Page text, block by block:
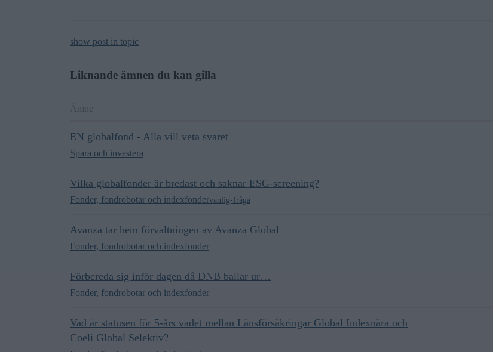
show post in topic
Liknande ämnen du kan gilla
Ämne
EN globalfond - Alla vill veta svaret
Spara och investera
Vilka globalfonder är bredast och saknar ESG-screening?
Fonder, fondrobotar och indexfondervanlig-fråga
Avanza tar hem förvaltningen av Avanza Global
Fonder, fondrobotar och indexfonder
Förbereda sig inför dagen då DNB ballar ur…
Fonder, fondrobotar och indexfonder
Vad är statusen för 5-års vadet mellan Länsförsäkringar Global Indexnära och
Coeli Global Selektiv?